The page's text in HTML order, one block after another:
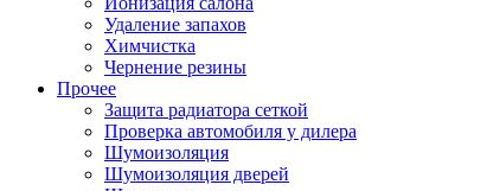
Удаление запахов
Химчистка
Чернение резины
Прочее
Защита радиатора сеткой
Проверка автомобиля у дилера
Шумоизоляция
Шумоизоляция дверей